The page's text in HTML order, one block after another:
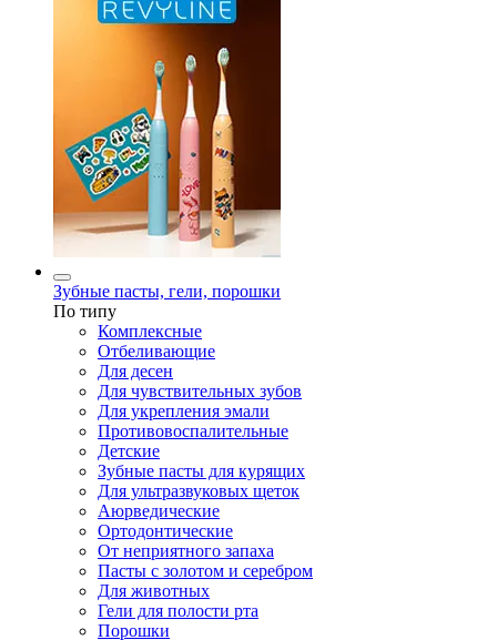
Зубные пасты, гели, порошки
По типу
Комплексные
Отбеливающие
Для десен
Для чувствительных зубов
Для укрепления эмали
Противовоспалительные
Детские
Зубные пасты для курящих
Для ультразвуковых щеток
Аюрведические
Ортодонтические
От неприятного запаха
Пасты с золотом и серебром
Для животных
Гели для полости рта
Порошки